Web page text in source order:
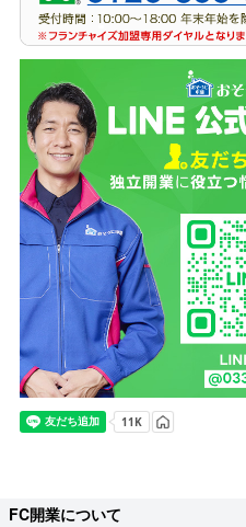
FC開業について